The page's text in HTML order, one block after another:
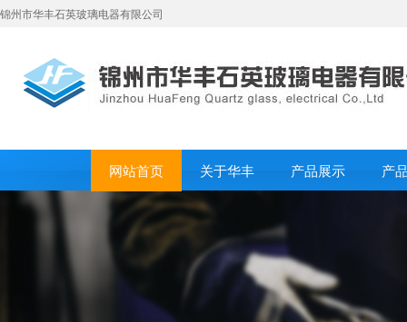
锦州市华丰石英玻璃电器有限公司
网站首页 关于华丰 产品展示 产